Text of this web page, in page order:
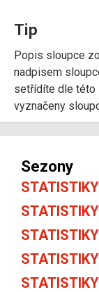
Tip
Popis sloupce
nadpisem
setřídíte dle této
vyznačeny
Sezony